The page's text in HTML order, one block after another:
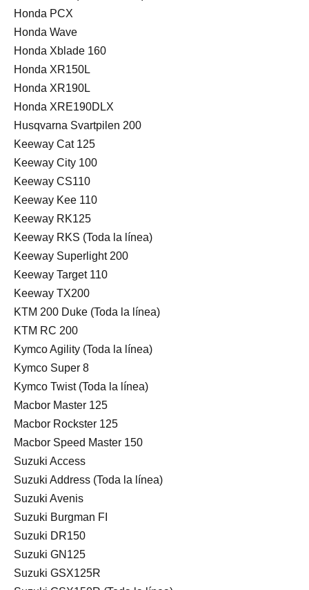
Honda PCX
Honda Wave
Honda Xblade 160
Honda XR150L
Honda XR190L
Honda XRE190DLX
Husqvarna Svartpilen 200
Keeway Cat 125
Keeway City 100
Keeway CS110
Keeway Kee 110
Keeway RK125
Keeway RKS (Toda la línea)
Keeway Superlight 200
Keeway Target 110
Keeway TX200
KTM 200 Duke (Toda la línea)
KTM RC 200
Kymco Agility (Toda la línea)
Kymco Super 8
Kymco Twist (Toda la línea)
Macbor Master 125
Macbor Rockster 125
Macbor Speed Master 150
Suzuki Access
Suzuki Address (Toda la línea)
Suzuki Avenis
Suzuki Burgman FI
Suzuki DR150
Suzuki GN125
Suzuki GSX125R